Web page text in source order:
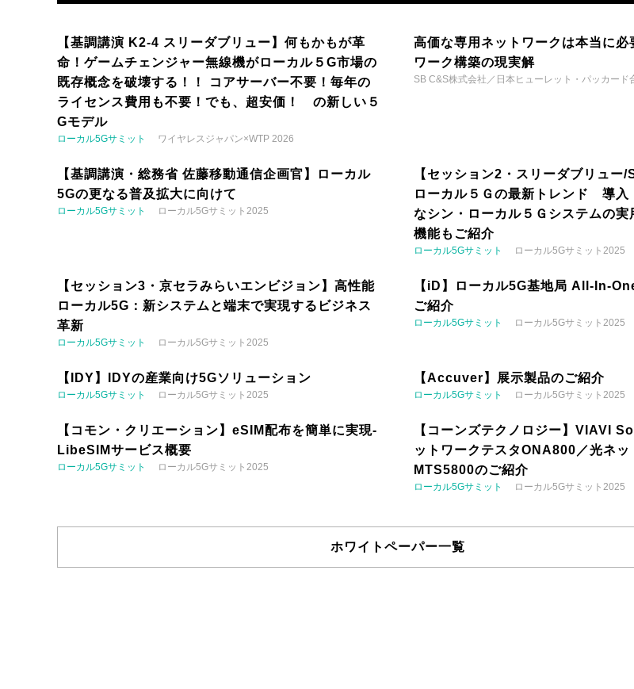
【基調講演 K2-4 スリーダブリュー】何もかもが革
命！ゲームチェンジャー無線機がローカル５G市場の
既存概念を破壊する！！ コアサーバー不要！毎年の
ライセンス費用も不要！でも、超安価！ の新しい５
Gモデル
ローカル5Gサミット ワイヤレスジャパン×WTP 2026
高価な専用ネットワークは本当に必
ワーク構築の現実解
SB C&S株式会社／日本ヒューレット・パッカード
【基調講演・総務省 佐藤移動通信企画官】ローカル
5Gの更なる普及拡大に向けて
ローカル5Gサミット ローカル5Gサミット2025
【セッション2・スリーダブリュー/
ローカル５Ｇの最新トレンド 導入
なシン・ローカル５Ｇシステムの
機能もご紹介
ローカル5Gサミット ローカル5Gサミット2025
【セッション3・京セラみらいエンビジョン】高性能
ローカル5G：新システムと端末で実現するビジネス
革新
ローカル5Gサミット ローカル5Gサミット2025
【iD】ローカル5G基地局 All-In-
ご紹介
ローカル5Gサミット ローカル5Gサミット2025
【IDY】IDYの産業向け5Gソリューション
ローカル5Gサミット ローカル5Gサミット2025
【Accuver】展示製品のご紹介
ローカル5Gサミット ローカル5Gサミット2025
【コモン・クリエーション】eSIM配布を簡単に実現-
LibeSIMサービス概要
ローカル5Gサミット ローカル5Gサミット2025
【コーンズテクノロジー】VIAVI
ットワークテスタONA800／光ネッ
MTS5800のご紹介
ローカル5Gサミット ローカル5Gサミット2025
ホワイトペーパー一覧